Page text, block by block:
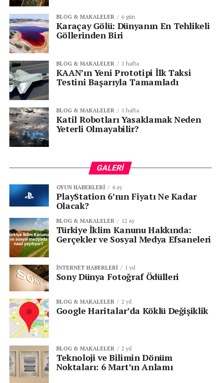
Fark Etti?
Soğuk kaynak fenomeni ilk olarak 20. yüzyılın
ortalarında dikkat çekmeye başladı. Özellikle uzay
teknolojilerinin gelişmesiyle birlikte vakum ortamında
çalışan mekanik sistemlerde beklenmeyen yapışmalar
gözlemlendi.
European Space Agency
çalışmalarda, uzay araçlarında hareketli parçaların
bazen birbirine yapışarak kilitlendiği belirtiliyor. ESA bu
durumu “adhesion”, “sticking” veya “stiction” olarak da
tanımlıyor.
Galileo Uzay Aracındaki Şüpheli
Arıza
görevinde yaşandı.
1991 yılında Jüpiter’e gönderilen Galileo uzay aracının
yüksek kazançlı anteni tam olarak açılamadı. Uzmanlar
bunun olası nedenlerinden birinin soğuk kaynak etkisi
olduğunu düşünüyor. Uzun taşıma süreci, titreşimler ve
temas noktalarının birbirine yapışmış olabileceği
değerlendirildi.
Bu Olay Uzay Mühendisliği İçin
Neden Tehlikeli?
BLOG & MAKALELER 6 gün
Karaçay Gölü: Dünyanın En Tehlikeli
Göllerinden Biri
BLOG & MAKALELER 1 hafta
KAAN’ın Yeni Prototipi İlk Taksi
Testini Başarıyla Tamamladı
BLOG & MAKALELER 1 hafta
Katil Robotları Yasaklamak Neden
Yeterli Olmayabilir?
GALERI
OYUN HABERLERI 4 ay
PlayStation 6’nın Fiyatı Ne Kadar
Olacak?
BLOG & MAKALELER 12 ay
Türkiye İklim Kanunu Hakkında:
Gerçekler ve Sosyal Medya Efsaneleri
İNTERNET HABERLERI 1 yıl
Sony Dünya Fotoğraf Ödülleri
BLOG & MAKALELER 2 yıl
Google Haritalar’da Köklü Değişiklik
BLOG & MAKALELER 2 yıl
Teknoloji ve Bilimin Dönüm
Noktaları: 6 Mart’ın Anlamı